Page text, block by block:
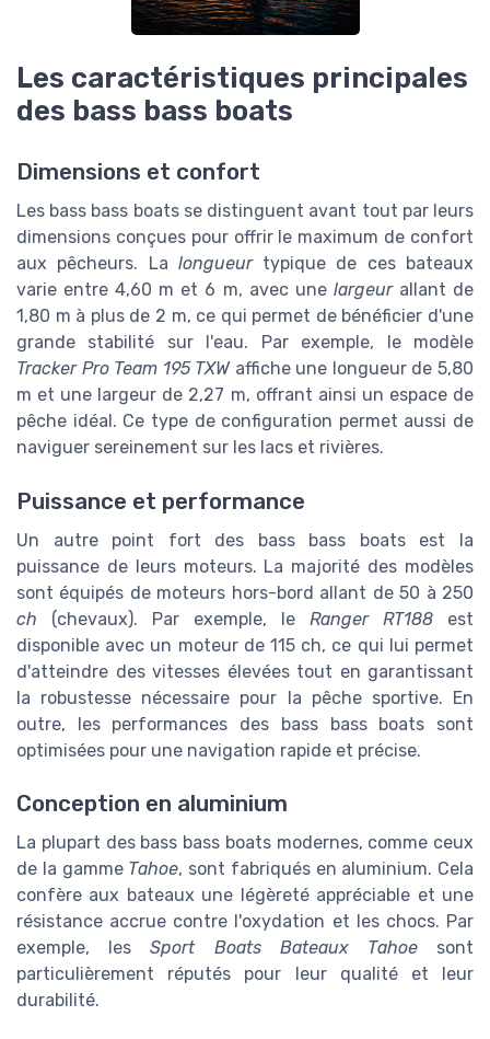
Les caractéristiques principales
des bass bass boats
Dimensions et confort
Les bass bass boats se distinguent avant tout par leurs
dimensions conçues pour offrir le maximum de confort
aux pêcheurs. La longueurtypique de ces bateaux
varie entre 4,60 m et 6 m, avec une largeurallant de
1,80 m à plus de 2 m, ce qui permet de bénéficier d'une
grande stabilité sur l'eau. Par exemple, le modèle
Tracker Pro Team 195 TXWaffiche une longueur de 5,80
m et une largeur de 2,27 m, offrant ainsi un espace de
pêche idéal. Ce type de configuration permet aussi de
naviguer sereinement sur les lacs et rivières.
Puissance et performance
Un autre point fort des bass bass boats est la
puissance de leurs moteurs. La majorité des modèles
sont équipés de moteurs hors-bord allant de 50 à 250
ch (chevaux). Par exemple, le Ranger RT188 est
disponible avec un moteur de 115 ch, ce qui lui permet
d'atteindre des vitesses élevées tout en garantissant
la robustesse nécessaire pour la pêche sportive. En
outre, les performances des bass bass boats sont
optimisées pour une navigation rapide et précise.
Conception en aluminium
La plupart des bass bass boats modernes, comme ceux
de la gamme Tahoe, sont fabriqués en aluminium. Cela
confère aux bateaux une légèreté appréciable et une
résistance accrue contre l'oxydation et les chocs. Par
exemple, lesSport Boats Bateaux Tahoesont
particulièrement réputés pour leur qualité et leur
durabilité.